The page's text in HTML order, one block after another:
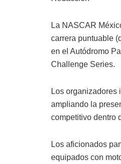
La NASCAR
carrera puntuable
en el Autódromo
Challenge Series.
Los organizadores
ampliando la
competitivo dentro
Los aficionados
equipados con